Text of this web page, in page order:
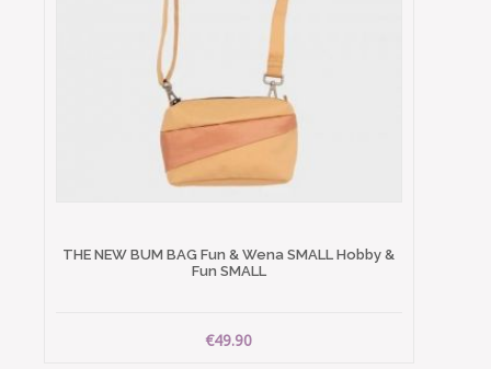
THE NEW BUM BAG Fun & Wena SMALL Hobby &
Fun SMALL
€49.90